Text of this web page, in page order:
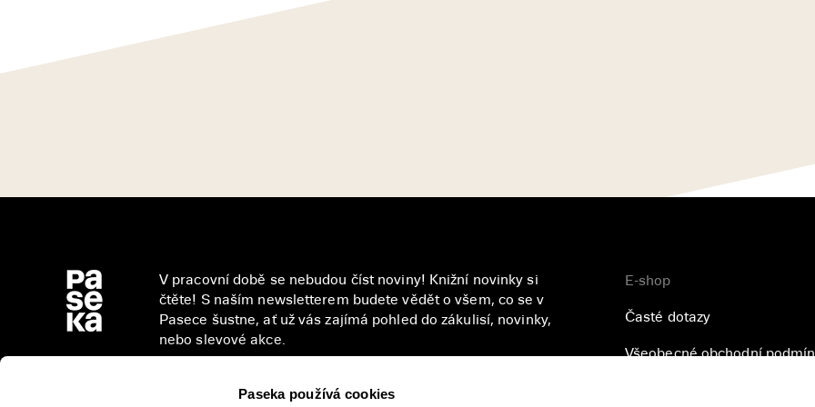
Paseka používá cookies
V pracovní době se nebudou číst noviny! Knižní novinky si
čtěte! S naším newsletterem budete vědět o všem, co se v
Pasece šustne, ať už vás zajímá pohled do zákulisí, novinky,
nebo slevové akce.
E-shop
Časté dotazy
Všeobecné obchodní